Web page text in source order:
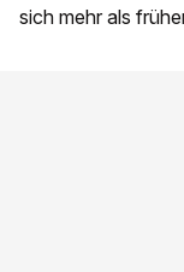
sich mehr als